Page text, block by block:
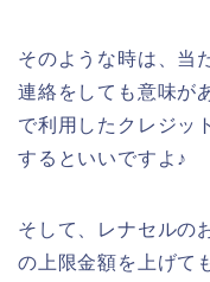
そのような時は、当
連絡をしても意味が
で利用したクレジッ
するといいですよ♪
そして、レナセルの
の上限金額を上げて